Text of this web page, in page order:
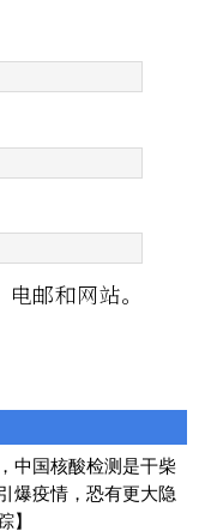
邮和网站。
中国核酸检测是干柴
爆疫情，恐有更大隐
】